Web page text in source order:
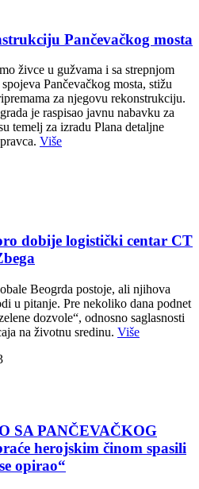
Pančevačkog mosta
živce u gužvama i sa strepnjom
Pančevačkog mosta, stižu
za njegovu rekonstrukciju.
je raspisao javnu nabavku za
temelj za izradu Plana detaljne
Više
dobije logistički centar CT
Beogrda postoje, ali njihova
u pitanje. Pre nekoliko dana podnet
dozvole“, odnosno saglasnosti
na životnu sredinu. Više
SA PANČEVAČKOG
herojskim činom spasili
opirao“